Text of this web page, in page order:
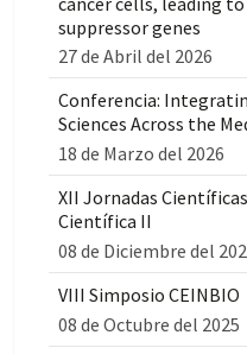
suppressor genes
27 de Abril del 2026
Conferencia:
Sciences Across the
18 de Marzo del 2026
XII Jornadas
Científica II
08 de Diciembre del
VIII Simposio CEINBIO
08 de Octubre del 2025